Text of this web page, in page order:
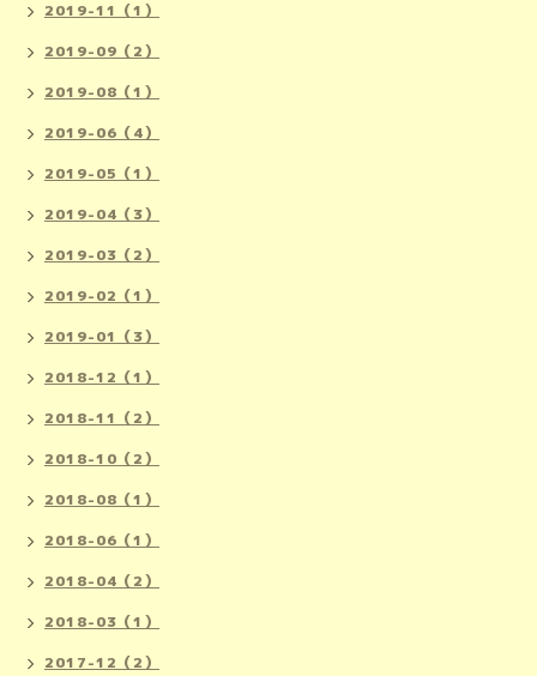
2019-11（1）
2019-09（2）
2019-08（1）
2019-06（4）
2019-05（1）
2019-04（3）
2019-03（2）
2019-02（1）
2019-01（3）
2018-12（1）
2018-11（2）
2018-10（2）
2018-08（1）
2018-06（1）
2018-04（2）
2018-03（1）
2017-12（2）